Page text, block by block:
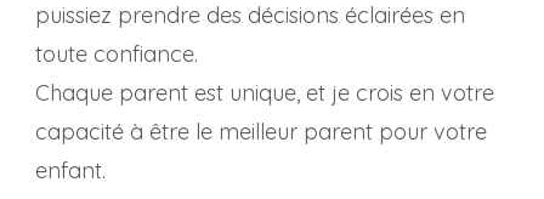
puissiez prendre des décisions éclairées en
toute confiance.
Chaque parent est unique, et je crois en votre
capacité à être le meilleur parent pour votre
enfant.